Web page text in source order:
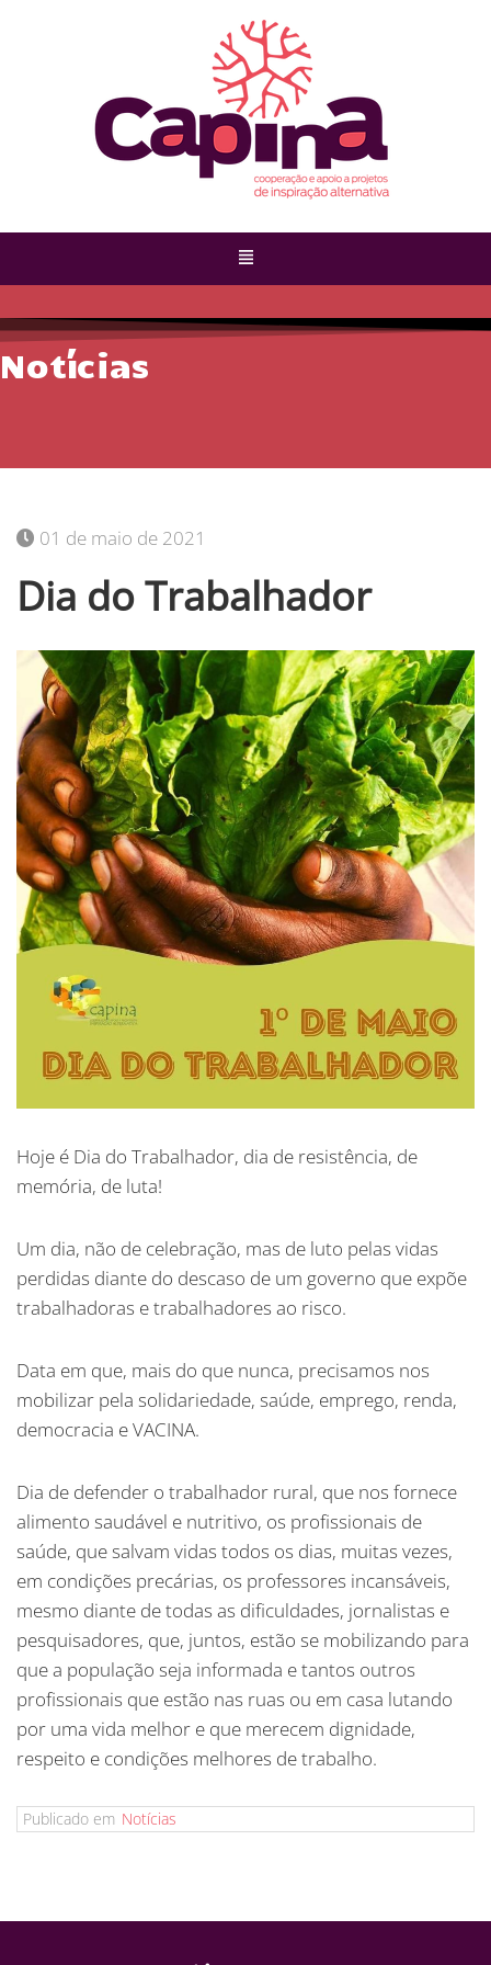
Notícias
01 de maio de 2021
Dia do Trabalhador
Hoje é Dia do Trabalhador, dia de resistência, de
memória, de luta!
Um dia, não de celebração, mas de luto pelas vidas
perdidas diante do descaso de um governo que expõe
trabalhadoras e trabalhadores ao risco.
Data em que, mais do que nunca, precisamos nos
mobilizar pela solidariedade, saúde, emprego, renda,
democracia e VACINA.
Dia de defender o trabalhador rural, que nos fornece
alimento saudável e nutritivo, os profissionais de
saúde, que salvam vidas todos os dias, muitas vezes,
em condições precárias, os professores incansáveis,
mesmo diante de todas as dificuldades, jornalistas e
pesquisadores, que, juntos, estão se mobilizando para
que a população seja informada e tantos outros
profissionais que estão nas ruas ou em casa lutando
por uma vida melhor e que merecem dignidade,
respeito e condições melhores de trabalho.
Publicado em Notícias